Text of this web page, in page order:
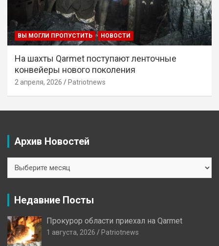
ВЫ МОГЛИ ПРОПУСТИТЬ НОВОСТИ
На шахты Qarmet поступают ленточные
конвейеры нового поколения
2 апреля, 2026 Patriotnews
Архив Новостей
Новостей
Недавние Посты
Прокурор области приехал на Qarmet
1 августа, 2026 Patriotnews